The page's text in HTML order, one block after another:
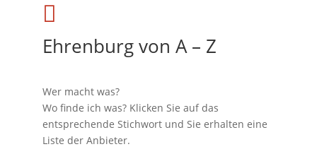

Ehrenburg von A – Z
Wer macht was?
Wo finde ich was? Klicken Sie auf das
entsprechende Stichwort und Sie erhalten eine
Liste der Anbieter.